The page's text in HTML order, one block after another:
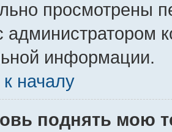
просмотрены
администратором
информации.
началу
поднять мою